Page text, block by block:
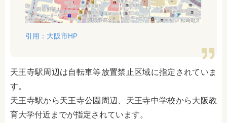
引用：大阪市HP
天王寺駅周辺は自転車等放置禁止区域に指定されていま
す。
天王寺駅から天王寺公園周辺、天王寺中学校から大阪教
育大学付近までが指定されています。